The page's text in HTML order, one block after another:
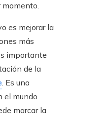
momento.
es mejorar la
más
importante
de la
. Es una
el mundo
marcar la